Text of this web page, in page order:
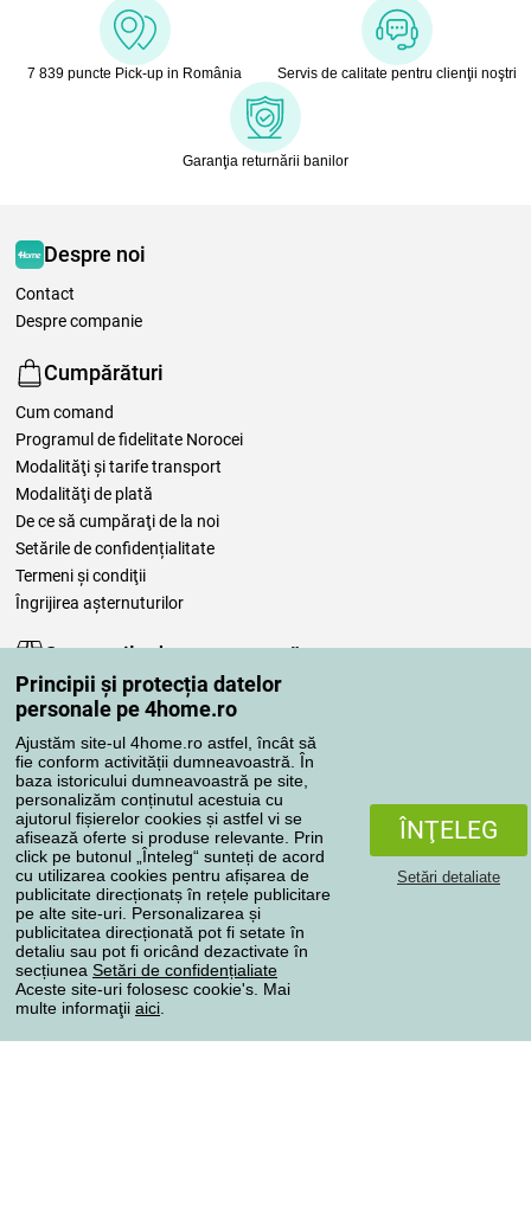
Principii și protecția datelor
personale pe 4home.ro
Ajustăm site-ul 4home.ro astfel, încât să
fie conform activității dumneavoastră. În
baza istoricului dumneavoastră pe site,
personalizăm conținutul acestuia cu
ajutorul fișierelor cookies și astfel vi se
afisează oferte si produse relevante. Prin
click pe butonul „Înteleg“ sunteți de acord
cu utilizarea cookies pentru afișarea de
publicitate direcționatș în rețele publicitare
pe alte site-uri. Personalizarea și
publicitatea direcționată pot fi setate în
detaliu sau pot fi oricând dezactivate în
secțiunea Setări de confidențialiate
Aceste site-uri folosesc cookie's. Mai
multe informaţii aici
ÎNŢELEG
Setări detaliate
7 839 puncte Pick-up in România Servis de calitate pentru clienţii noştri
Garanţia returnării banilor
Despre noi
Contact
Despre companie
Cumpărături
Cum comand
Programul de fidelitate Norocei
Modalităţi şi tarife transport
Modalităţi de plată
De ce să cumpăraţi de la noi
Setările de confidențialitate
Termeni şi condiţii
Îngrijirea așternuturilor
Comenzile dumneavoastră
Contul meu
Revizuirea comenzilor
Reclamaţii
Retragere de la contract
Regulile de procesare a recenziilor
Metode de transport
Metode de plată